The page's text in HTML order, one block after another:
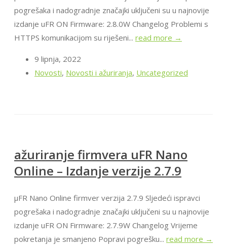
pogrešaka i nadogradnje značajki uključeni su u najnovije
izdanje uFR ON Firmware: 2.8.0W Changelog Problemi s
HTTPS komunikacijom su riješeni... read more →
9 lipnja, 2022
Novosti, Novosti i ažuriranja, Uncategorized
ažuriranje firmvera uFR Nano
Online – Izdanje verzije 2.7.9
μFR Nano Online firmver verzija 2.7.9 Sljedeći ispravci
pogrešaka i nadogradnje značajki uključeni su u najnovije
izdanje uFR ON Firmware: 2.7.9W Changelog Vrijeme
pokretanja je smanjeno Popravi pogrešku... read more →